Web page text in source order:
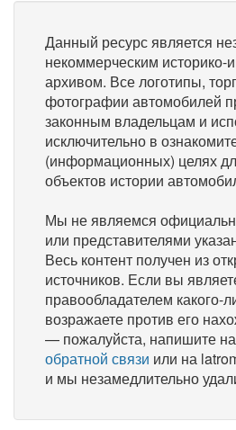
Данный ресурс является
некоммерческим
архивом. Все логотипы,
фотографии автомобилей
законным владельцам и
исключительно в
(информационных) целях
объектов истории
Мы не являемся
или представителями
Весь контент получен из
источников. Если вы
правообладателем какого-
возражаете против его
— пожалуйста, напишите
обратной связи или на
и мы незамедлительно